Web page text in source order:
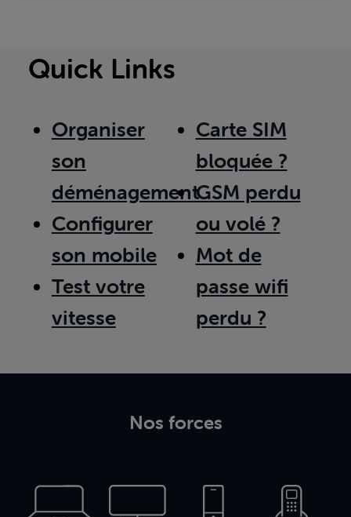
Quick Links
Organiser
son
déménagement
Configurer
son mobile
Test votre
vitesse
Carte SIM
bloquée ?
GSM perdu
ou volé ?
Mot de
passe wifi
perdu ?
Nos forces